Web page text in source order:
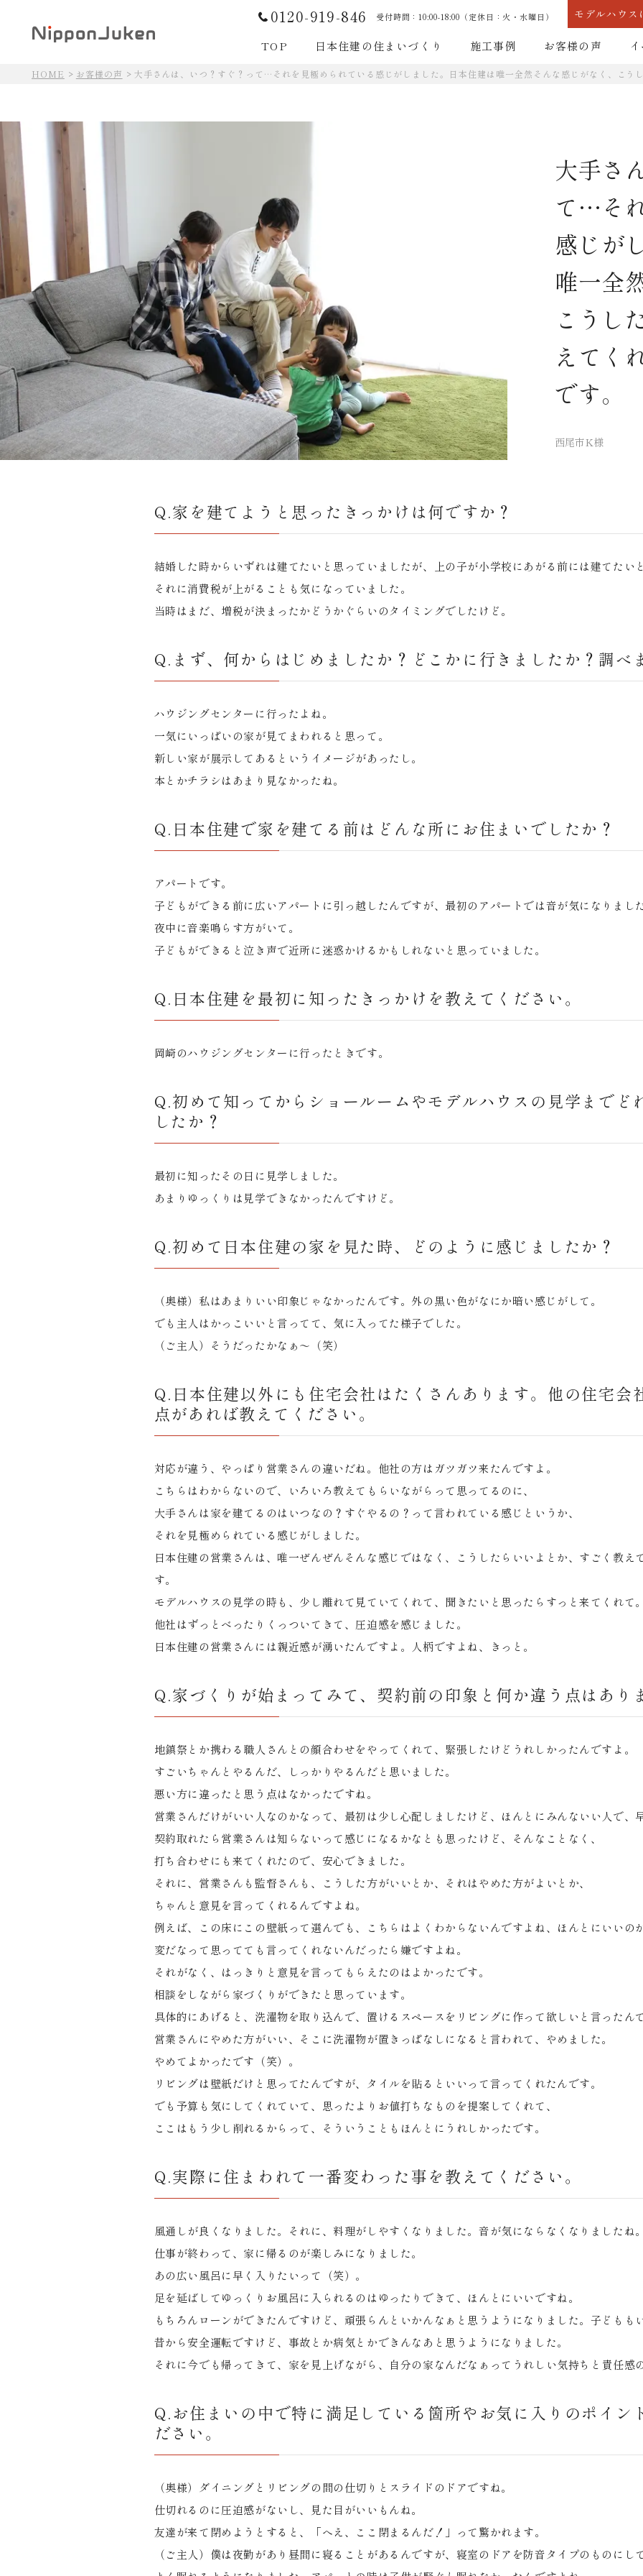
0120-919-846 受付時間：10:00-18:00（定休日：火・水曜日） モデルハウス
TOP 日本住建の住まいづくり
日本住建の住まいづくり 断熱性能
施工事例 お客様の声
HOME お客様の声 大手さんは、いつ？すぐ？って…それを見極められている感じがしました。日本住建は唯一全然そんな感じがなく、こう
大手さ
て…そ
感じが
唯一全
こうし
えてく
です。
西尾市K様
Q.家を建てようと思ったきっかけは何ですか？
結婚した時からいずれは建てたいと思っていましたが、上の子が小学校にあがる前には建てたい
それに消費税が上がることも気になっていました。
当時はまだ、増税が決まったかどうかぐらいのタイミングでしたけど。
Q.まず、何からはじめましたか？どこかに行きましたか？調べ
ハウジングセンターに行ったよね。
一気にいっぱいの家が見てまわれると思って。
新しい家が展示してあるというイメージがあったし。
本とかチラシはあまり見なかったね。
Q.日本住建で家を建てる前はどんな所にお住まいでしたか？
アパートです。
子どもができる前に広いアパートに引っ越したんですが、最初のアパートでは音が気になりました
夜中に音楽鳴らす方がいて。
子どもができると泣き声で近所に迷惑かけるかもしれないと思っていました。
Q.日本住建を最初に知ったきっかけを教えてください。
岡崎のハウジングセンターに行ったときです。
Q.初めて知ってからショールームやモデルハウスの見学までど
したか？
最初に知ったその日に見学しました。
あまりゆっくりは見学できなかったんですけど。
Q.初めて日本住建の家を見た時、どのように感じましたか？
（奥様）私はあまりいい印象じゃなかったんです。外の黒い色がなにか暗い感じがして。
でも主人はかっこいいと言ってて、気に入ってた様子でした。
（ご主人）そうだったかなぁ～（笑）
Q.日本住建以外にも住宅会社はたくさんあります。他の住宅会
点があれば教えてください。
対応が違う、やっぱり営業さんの違いだね。他社の方はガツガツ来たんですよ。
こちらはわからないので、いろいろ教えてもらいながらって思ってるのに、
大手さんは家を建てるのはいつなの？すぐやるの？って言われている感じというか、
それを見極められている感じがしました。
日本住建の営業さんは、唯一ぜんぜんそんな感じではなく、こうしたらいいよとか、すごく教え
す。
モデルハウスの見学の時も、少し離れて見ていてくれて、聞きたいと思ったらすっと来てくれて。
他社はずっとべったりくっついてきて、圧迫感を感じました。
日本住建の営業さんには親近感が湧いたんですよ。人柄ですよね、きっと。
Q.家づくりが始まってみて、契約前の印象と何か違う点はあり
地鎮祭とか携わる職人さんとの顔合わせをやってくれて、緊張したけどうれしかったんですよ。
すごいちゃんとやるんだ、しっかりやるんだと思いました。
悪い方に違ったと思う点はなかったですね。
営業さんだけがいい人なのかなって、最初は少し心配しましたけど、ほんとにみんないい人で、
契約取れたら営業さんは知らないって感じになるかなとも思ったけど、そんなことなく、
打ち合わせにも来てくれたので、安心できました。
それに、営業さんも監督さんも、こうした方がいいとか、それはやめた方がよいとか、
ちゃんと意見を言ってくれるんですよね。
例えば、この床にこの壁紙って選んでも、こちらはよくわからないんですよね、ほんとにいいの
変だなって思ってても言ってくれないんだったら嫌ですよね。
それがなく、はっきりと意見を言ってもらえたのはよかったです。
相談をしながら家づくりができたと思っています。
具体的にあげると、洗濯物を取り込んで、置けるスペースをリビングに作って欲しいと言ったんで
営業さんにやめた方がいい、そこに洗濯物が置きっぱなしになると言われて、やめました。
やめてよかったです（笑）。
リビングは壁紙だけと思ってたんですが、タイルを貼るといいって言ってくれたんです。
でも予算も気にしてくれていて、思ったよりお値打ちなものを提案してくれて、
ここはもう少し削れるからって、そういうこともほんとにうれしかったです。
Q.実際に住まわれて一番変わった事を教えてください。
風通しが良くなりました。それに、料理がしやすくなりました。音が気にならなくなりましたね。
仕事が終わって、家に帰るのが楽しみになりました。
あの広い風呂に早く入りたいって（笑）。
足を延ばしてゆっくりお風呂に入られるのはゆったりできて、ほんとにいいですね。
もちろんローンができたんですけど、頑張らんといかんなぁと思うようになりました。子どもも
昔から安全運転ですけど、事故とか病気とかできんなあと思うようになりました。
それに今でも帰ってきて、家を見上げながら、自分の家なんだなぁってうれしい気持ちと責任感
Q.お住まいの中で特に満足している箇所やお気に入りのポイン
ださい。
（奥様）ダイニングとリビングの間の仕切りとスライドのドアですね。
仕切れるのに圧迫感がないし、見た目がいいもんね。
友達が来て閉めようとすると、「へえ、ここ閉まるんだ！」って驚かれます。
（ご主人）僕は夜勤があり昼間に寝ることがあるんですが、寝室のドアを防音タイプのものにし